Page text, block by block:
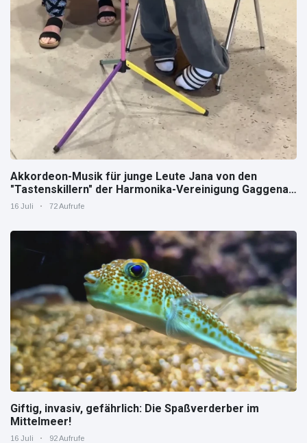
Akkordeon-Musik für junge Leute Jana von den
"Tastenskillern" der Harmonika-Vereinigung Gaggenau
zeigt, wie "jung" das Instrument sein kann.
16 Juli 72 Aufrufe
Giftig, invasiv, gefährlich: Die Spaßverderber im
Mittelmeer!
16 Juli 92 Aufrufe